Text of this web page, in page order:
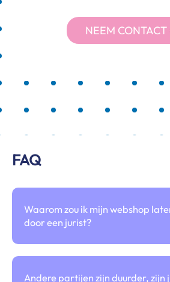
NEEM CONTACT
FAQ
Waarom zou ik mijn webshop
door een jurist?
Andere partijen zijn duurder, zijn